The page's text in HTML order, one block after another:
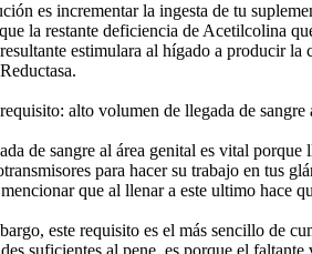
es incrementar la ingesta de tu
la restante deficiencia de Acetilcolina
estimulara al hígado a producir la
alto volumen de llegada de sangre
de sangre al área genital es vital porque
para hacer su trabajo en tus
que al llenar a este ultimo hace
este requisito es el más sencillo de
suficientes al pene, es porque el